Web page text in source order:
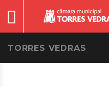
TORRES VEDRAS